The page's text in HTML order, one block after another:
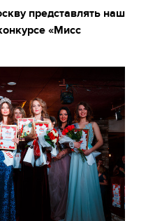
представлять наш
«Мисс